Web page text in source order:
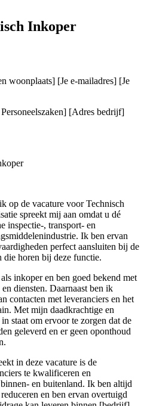
Inkoper
woonplaats] [Je e-mailadres] [Je
[Adres bedrijf]
op de vacature voor Technisch
spreekt mij aan omdat u dé
inspectie-, transport- en
Ik ben ervan
perfect aansluiten bij de
horen bij deze functie.
inkoper en ben goed bekend met
diensten. Daarnaast ben ik
contacten met leveranciers en het
Met mijn daadkrachtige en
staat om ervoor te zorgen dat de
geleverd en er geen oponthoud
in deze vacature is de
te kwalificeren en
en buitenland. Ik ben altijd
en ben ervan overtuigd